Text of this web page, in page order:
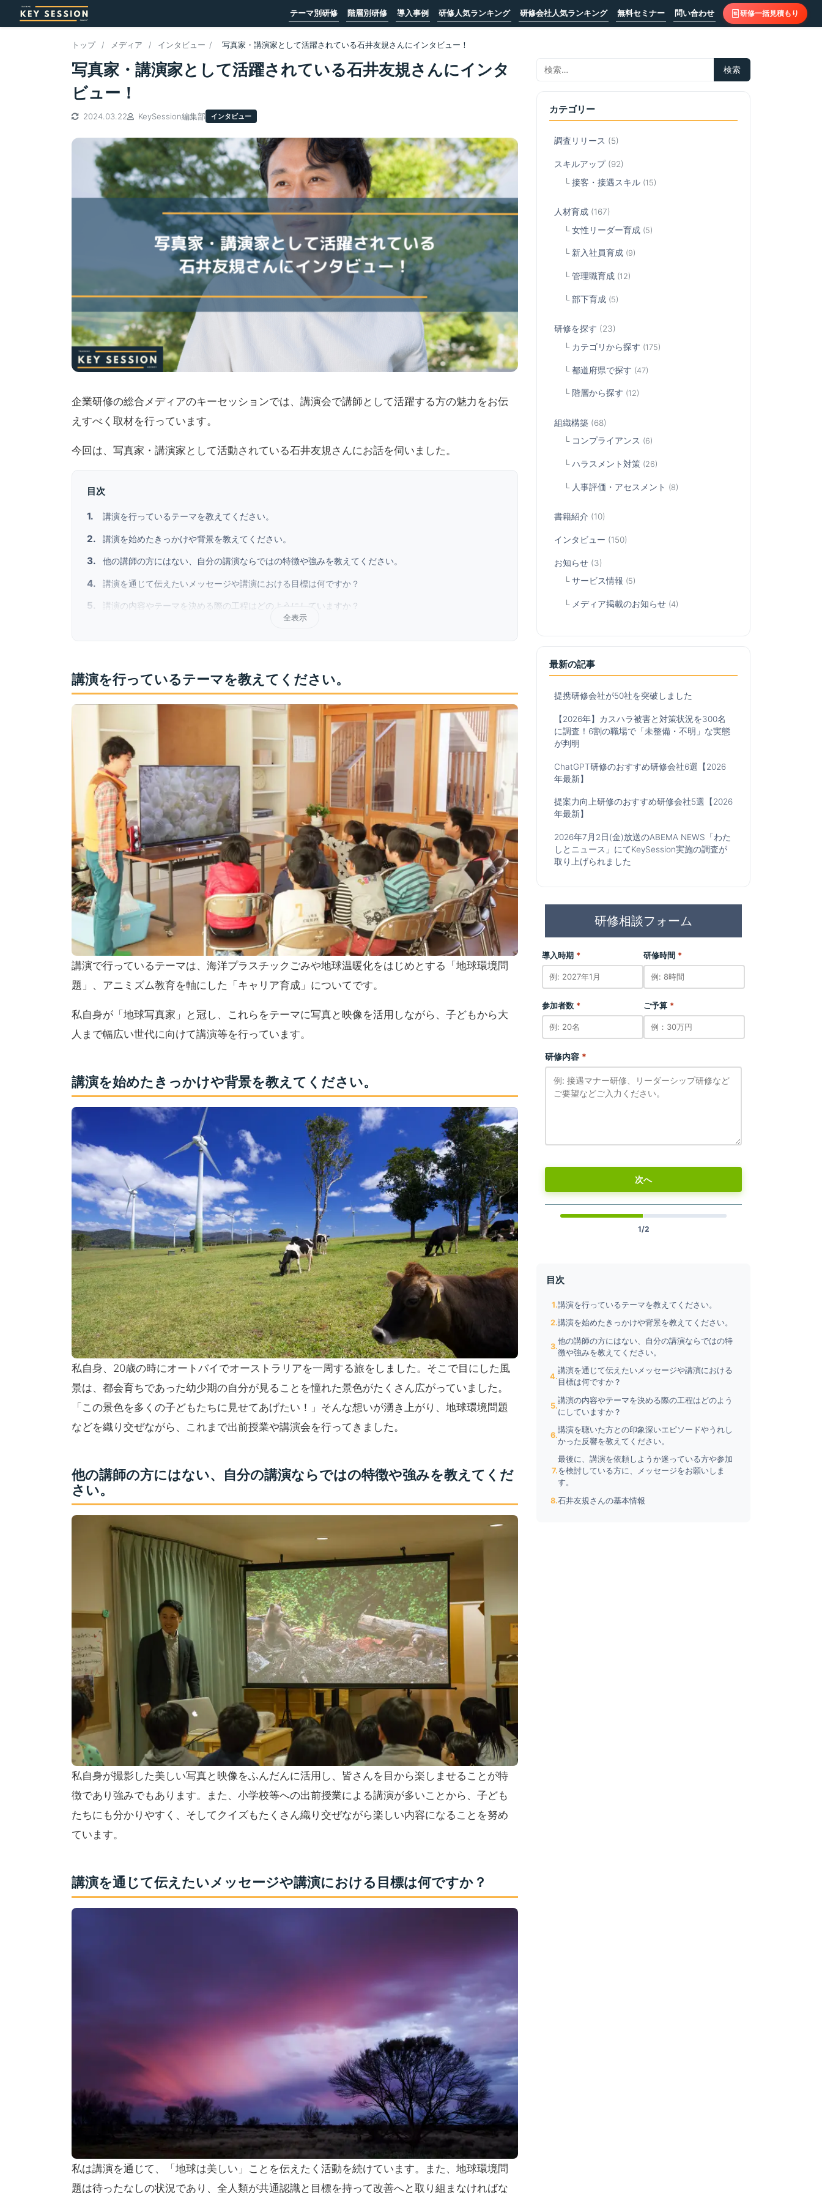
テーマ別研修 階層別研修 導入事例 研修人気ランキング 研修会社人気ランキング 無料セミナー 問い合わせ 研修一括見積もり
トップ / メディア / インタビュー / 写真家・講演家として活躍されている石井友規さんにインタビュー！
写真家・講演家として活躍されている石井友規さんにインタ
ビュー！
2024.03.22 KeySession編集部 インタビュー
企業研修の総合メディアのキーセッションでは、講演会で講師として活躍する方の魅力をお伝
えすべく取材を行っています。
今回は、写真家・講演家として活動されている石井友規さんにお話を伺いました。
目次
講演を行っているテーマを教えてください。
講演を始めたきっかけや背景を教えてください。
他の講師の方にはない、自分の講演ならではの特徴や強みを教えてください。
講演を通じて伝えたいメッセージや講演における目標は何ですか？
講演の内容やテーマを決める際の工程はどのようにしていますか？
全表示
講演を行っているテーマを教えてください。
講演で行っているテーマは、海洋プラスチックごみや地球温暖化をはじめとする「地球環境問
題」、アニミズム教育を軸にした「キャリア育成」についてです。
私自身が「地球写真家」と冠し、これらをテーマに写真と映像を活用しながら、子どもから大
人まで幅広い世代に向けて講演等を行っています。
講演を始めたきっかけや背景を教えてください。
私自身、20歳の時にオートバイでオーストラリアを一周する旅をしました。そこで目にした風
景は、都会育ちであった幼少期の自分が見ることを憧れた景色がたくさん広がっていました。
「この景色を多くの子どもたちに見せてあげたい！」そんな想いが湧き上がり、地球環境問題
などを織り交ぜながら、これまで出前授業や講演会を行ってきました。
他の講師の方にはない、自分の講演ならではの特徴や強みを教えてくだ
さい。
私自身が撮影した美しい写真と映像をふんだんに活用し、皆さんを目から楽しませることが特
徴であり強みでもあります。また、小学校等への出前授業による講演が多いことから、子ども
たちにも分かりやすく、そしてクイズもたくさん織り交ぜながら楽しい内容になることを努め
ています。
講演を通じて伝えたいメッセージや講演における目標は何ですか？
私は講演を通じて、「地球は美しい」ことを伝えたく活動を続けています。また、地球環境問
題は待ったなしの状況であり、全人類が共通認識と目標を持って改善へと取り組まなければな
カテゴリー
調査リリース (5)
スキルアップ(92)
接客・接遇スキル (15)
人材育成 (167)
女性リーダー育成 (5)
新入社員育成 (9)
管理職育成 (12)
部下育成 (5)
研修を探す (23)
カテゴリから探す (175)
都道府県で探す (47)
階層から探す (12)
組織構築 (68)
コンプライアンス (6)
ハラスメント対策 (26)
人事評価・アセスメント (8)
書籍紹介 (10)
インタビュー (150)
お知らせ (3)
サービス情報 (5)
メディア掲載のお知らせ (4)
最新の記事
提携研修会社が50社を突破しました
【2026年】カスハラ被害と対策状況を300名
に調査！6割の職場で「未整備・不明」な実態
が判明
ChatGPT研修のおすすめ研修会社6選【2026
年最新】
提案力向上研修のおすすめ研修会社5選【2026
年最新】
2026年7月2日(金)放送のABEMA NEWS「わた
しとニュース」にてKeySession実施の調査が
取り上げられました
研修相談フォーム
導入時期 * 研修時間 *
参加者数 * ご予算 *
研修内容 *
次へ
1/2
目次
講演を行っているテーマを教えてください。
講演を始めたきっかけや背景を教えてください。
他の講師の方にはない、自分の講演ならではの特
徴や強みを教えてください。
講演を通じて伝えたいメッセージや講演における
目標は何ですか？
講演の内容やテーマを決める際の工程はどのよう
にしていますか？
講演を聴いた方との印象深いエピソードやうれし
かった反響を教えてください。
最後に、講演を依頼しようか迷っている方や参加
を検討している方に、メッセージをお願いしま
す。
石井友規さんの基本情報